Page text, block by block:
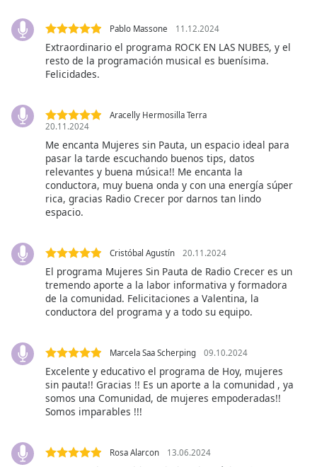
selected
Picture
Fullscreen
dialog
and
close
Color
Pablo Massone 11.12.2024
Extraordinario el programa ROCK EN LAS NUBES, y el
resto de la programación musical es buenísima.
Felicidades.
Aracelly Hermosilla Terra
20.11.2024
Me encanta Mujeres sin Pauta, un espacio ideal para
pasar la tarde escuchando buenos tips, datos
relevantes y buena música!! Me encanta la
conductora, muy buena onda y con una energía súper
rica, gracias Radio Crecer por darnos tan lindo
espacio.
Cristóbal Agustín 20.11.2024
El programa Mujeres Sin Pauta de Radio Crecer es un
tremendo aporte a la labor informativa y formadora
de la comunidad. Felicitaciones a Valentina, la
conductora del programa y a todo su equipo.
Marcela Saa Scherping 09.10.2024
Excelente y educativo el programa de Hoy, mujeres
sin pauta!! Gracias !! Es un aporte a la comunidad , ya
somos una Comunidad, de mujeres empoderadas!!
Somos imparables !!!
Rosa Alarcon 13.06.2024